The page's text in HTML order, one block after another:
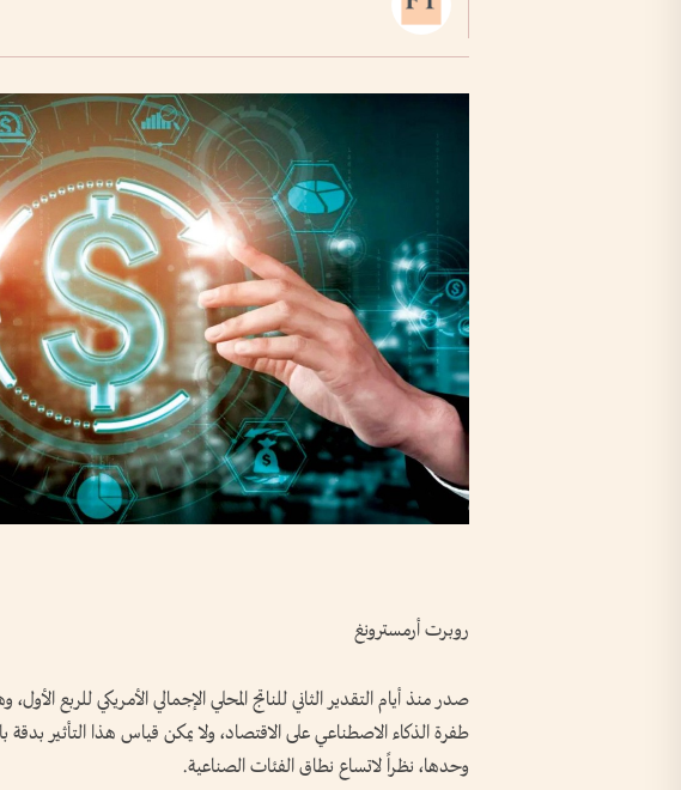
روبرت أرمسترونغ
صدر منذ أيام التقدير الثاني للناتج المحلي الإجمالي الأمريكي للربع
طفرة الذكاء الاصطناعي على الاقتصاد، ولا يمكن قياس هذا التأثير بدقة
وحدها، نظراً لاتساع نطاق الفئات الصناعية.